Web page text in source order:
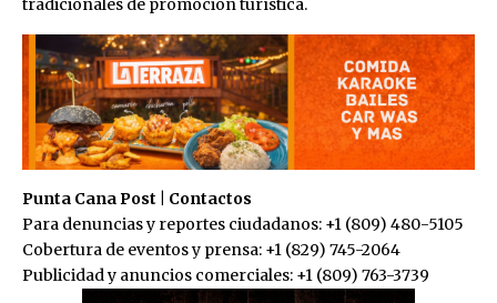
tradicionales de promoción turística.
Punta Cana Post | Contactos
Para denuncias y reportes ciudadanos: +1 (809) 480-5105
Cobertura de eventos y prensa: +1 (829) 745-2064
Publicidad y anuncios comerciales: +1 (809) 763-3739